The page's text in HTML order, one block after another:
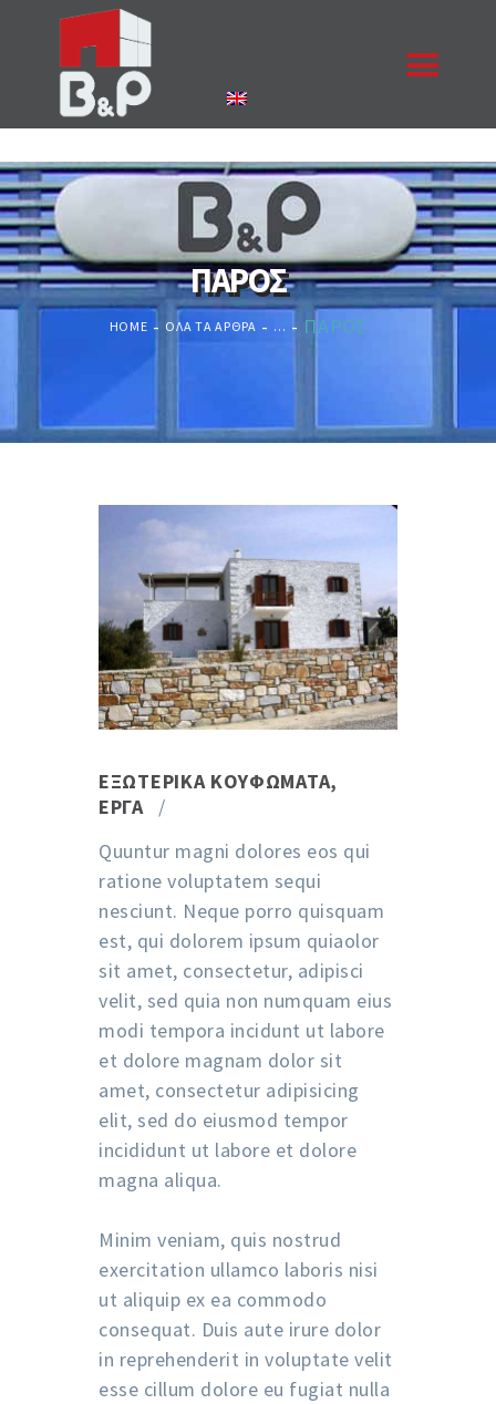
ΠΑΡΟΣ
HOME ΌΛΑ ΤΑ ΆΡΘΡΑ ... ΠΑΡΟΣ
ΑΡΧΙΚΉ
Η ΕΤΑΙΡΙΑ
ΠΡΟΪΌΝΤΑ
ΈΡΓΑ
ΕΠΙΚΟΙΝΩΝΊΑ
ΠΙΣΤΟΠΟΙΉΣΕΙΣ
ΕΞΩΤΕΡΙΚΆ ΚΟΥΦΏΜΑΤΑ,
ΈΡΓΑ
Quuntur magni dolores eos qui
ratione voluptatem sequi
nesciunt. Neque porro quisquam
est, qui dolorem ipsum quiaolor
sit amet, consectetur, adipisci
velit, sed quia non numquam eius
modi tempora incidunt ut labore
et dolore magnam dolor sit
amet, consectetur adipisicing
elit, sed do eiusmod tempor
incididunt ut labore et dolore
magna aliqua.
Minim veniam, quis nostrud
exercitation ullamco laboris nisi
ut aliquip ex ea commodo
consequat. Duis aute irure dolor
in reprehenderit in voluptate velit
esse cillum dolore eu fugiat nulla